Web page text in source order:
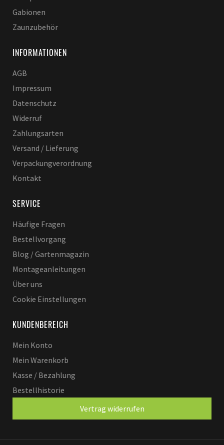
Gabionen
Zaunzubehör
INFORMATIONEN
AGB
Impressum
Datenschutz
Widerruf
Zahlungsarten
Versand / Lieferung
Verpackungverordnung
Kontakt
SERVICE
Häufige Fragen
Bestellvorgang
Blog / Gartenmagazin
Montageanleitungen
Über uns
Cookie Einstellungen
KUNDENBEREICH
Mein Konto
Mein Warenkorb
Kasse / Bezahlung
Bestellhistorie
Vertrag widerrufen